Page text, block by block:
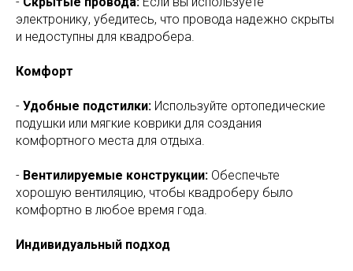
электронику, убедитесь, что провода надежно скрыты
и недоступны для квадробера.
Комфорт
- Удобные подстилки: Используйте ортопедические
подушки или мягкие коврики для создания
комфортного места для отдыха.
- Вентилируемые конструкции: Обеспечьте
хорошую вентиляцию, чтобы квадроберу было
комфортно в любое время года.
Индивидуальный подход